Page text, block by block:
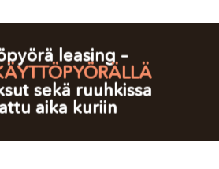
leasing –
sekä ruuhkissa
aika kuriin